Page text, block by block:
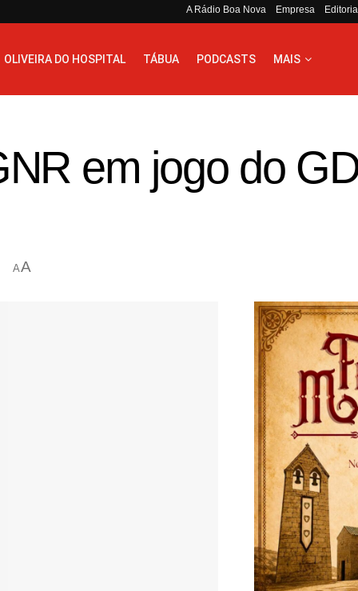
A Rádio Boa Nova Empresa Editorial
OLIVEIRA DO HOSPITAL TÁBUA PODCASTS MAIS
em jogo do
AA